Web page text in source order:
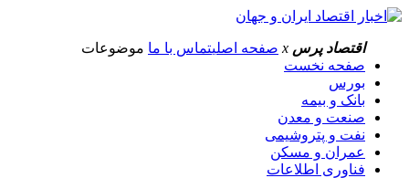
اقتصاد پرس x صفحه اصلیتماس با ما موضوعات
صفحه نخست
بورس
بانک و بیمه
صنعت و معدن
نفت و پتروشیمی
عمران و مسکن
فناوری اطلاعات